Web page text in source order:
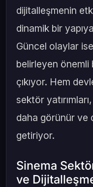
dijitalleşmenin
dinamik bir
Güncel olaylar
belirleyen
çıkıyor. Hem
sektör
daha görünür ve
getiriyor.
Sinema
ve